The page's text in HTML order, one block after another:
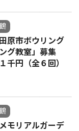
原市ボウリング
グ教室」募集
円（全６回）
モリアルガーデ